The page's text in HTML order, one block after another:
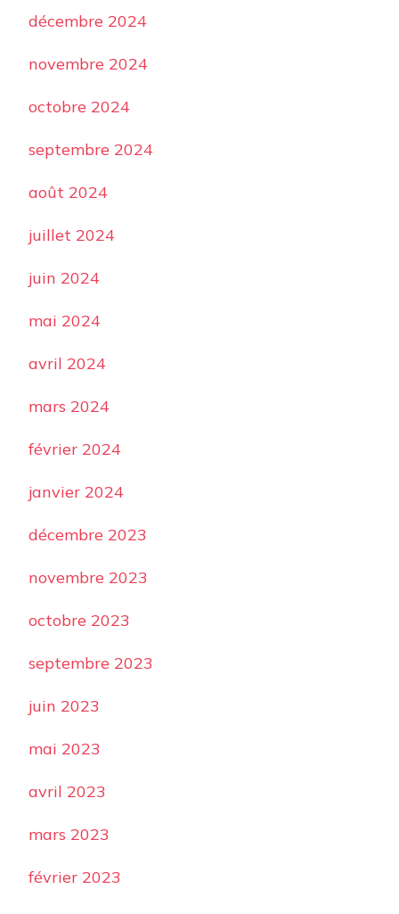
décembre 2024
novembre 2024
octobre 2024
septembre 2024
août 2024
juillet 2024
juin 2024
mai 2024
avril 2024
mars 2024
février 2024
janvier 2024
décembre 2023
novembre 2023
octobre 2023
septembre 2023
juin 2023
mai 2023
avril 2023
mars 2023
février 2023